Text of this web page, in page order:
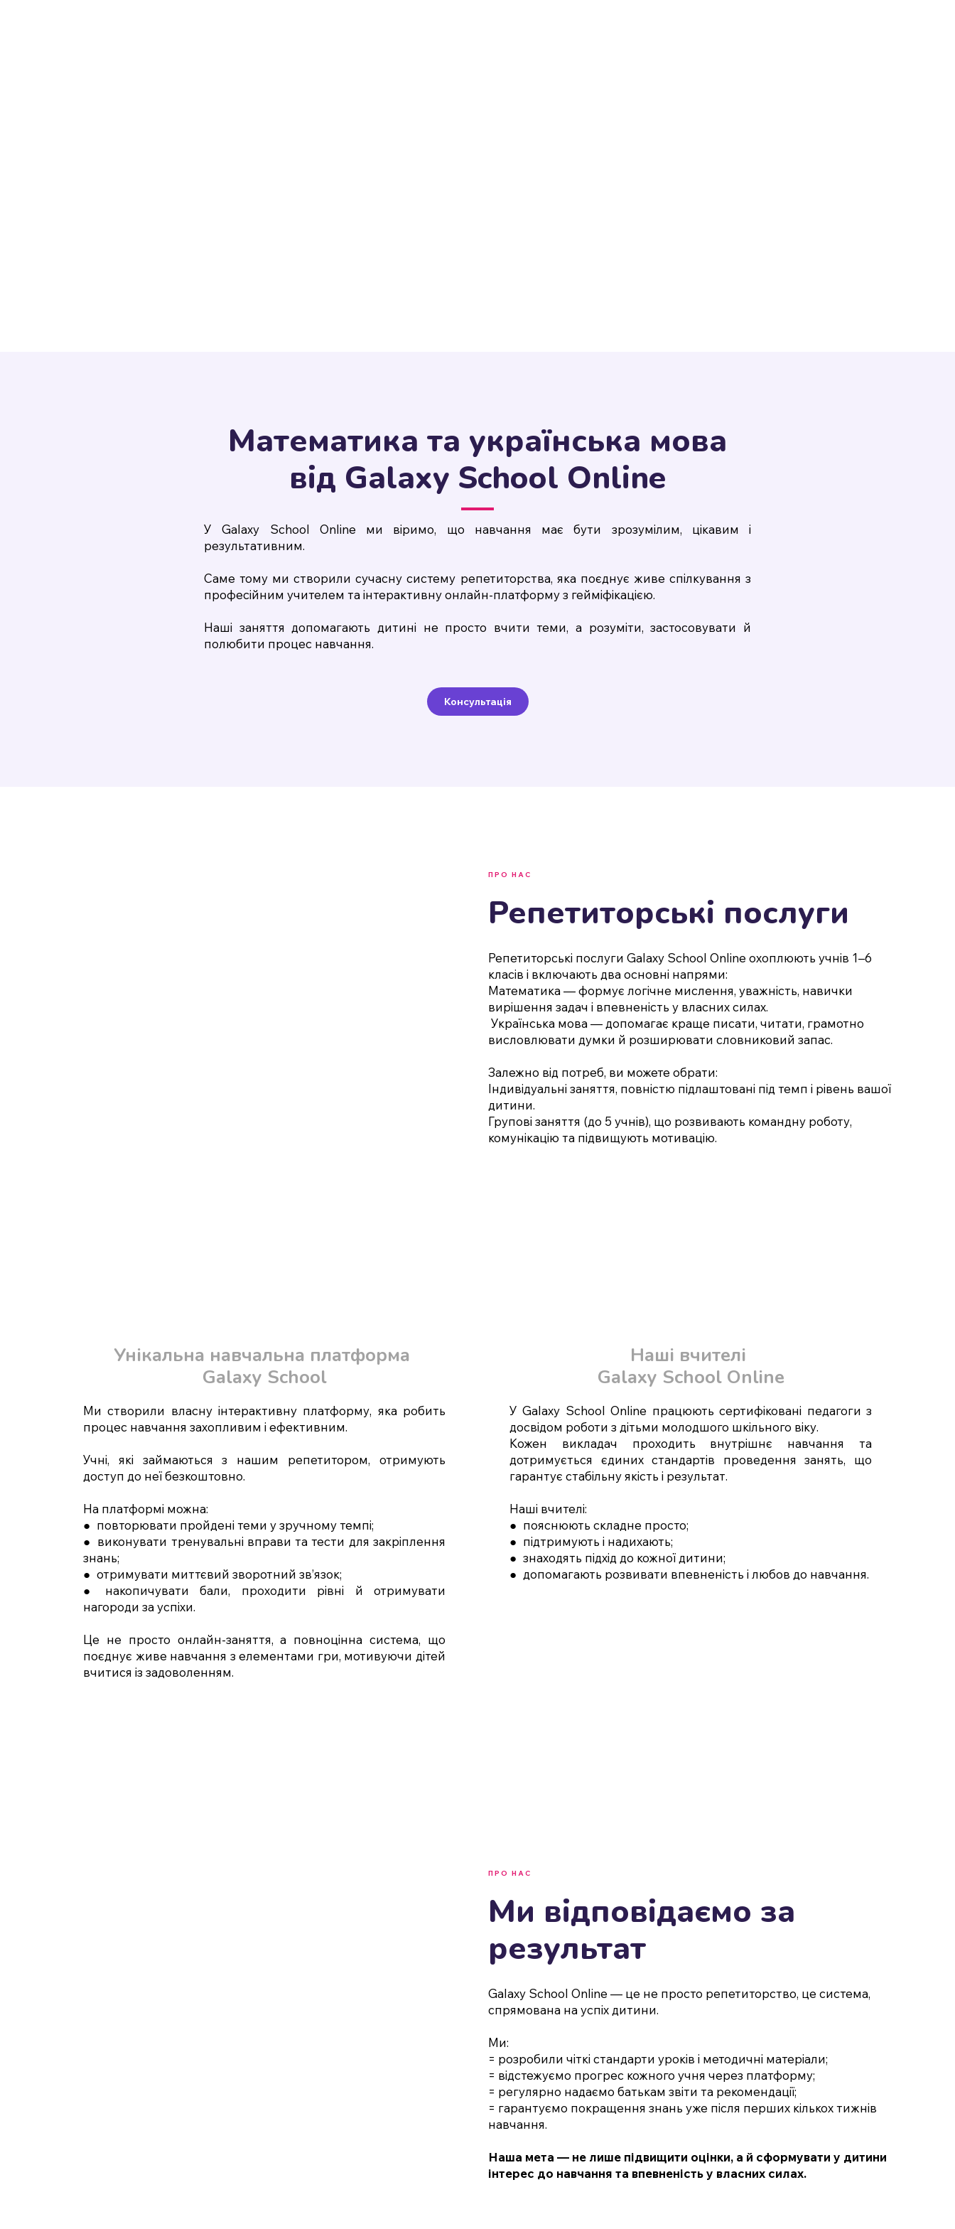
Математика та українська мова
від Galaxy School Online
У Galaxy School Online ми віримо, що навчання має бути зрозумілим, цікавим і
результативним.
Саме тому ми створили сучасну систему репетиторства, яка поєднує живе спілкування з
професійним учителем та інтерактивну онлайн-платформу з гейміфікацією.
Наші заняття допомагають дитині не просто вчити теми, а розуміти, застосовувати й
полюбити процес навчання.
Консультація
ПРО НАС
Репетиторські послуги
Репетиторські послуги Galaxy School Online охоплюють учнів 1–6
класів і включають два основні напрями:
Математика — формує логічне мислення, уважність, навички
вирішення задач і впевненість у власних силах.
Українська мова — допомагає краще писати, читати, грамотно
висловлювати думки й розширювати словниковий запас.
Залежно від потреб, ви можете обрати:
Індивідуальні заняття, повністю підлаштовані під темп і рівень вашої
дитини.
Групові заняття (до 5 учнів), що розвивають командну роботу,
комунікацію та підвищують мотивацію.
Унікальна навчальна платформа
Galaxy School
Ми створили власну інтерактивну платформу, яка робить
процес навчання захопливим і ефективним.
Учні, які займаються з нашим репетитором, отримують
доступ до неї безкоштовно.
На платформі можна:
● повторювати пройдені теми у зручному темпі;
● виконувати тренувальні вправи та тести для закріплення
знань;
● отримувати миттєвий зворотний зв’язок;
● накопичувати бали, проходити рівні й отримувати
нагороди за успіхи.
Це не просто онлайн-заняття, а повноцінна система, що
поєднує живе навчання з елементами гри, мотивуючи дітей
вчитися із задоволенням.
Наші вчителі
Galaxy School Online
У Galaxy School Online працюють сертифіковані педагоги з
досвідом роботи з дітьми молодшого шкільного віку.
Кожен викладач проходить внутрішнє навчання та
дотримується єдиних стандартів проведення занять, що
гарантує стабільну якість і результат.
Наші вчителі:
● пояснюють складне просто;
● підтримують і надихають;
● знаходять підхід до кожної дитини;
● допомагають розвивати впевненість і любов до навчання.
ПРО НАС
Ми відповідаємо за
результат
Galaxy School Online — це не просто репетиторство, це система,
спрямована на успіх дитини.
Ми:
= розробили чіткі стандарти уроків і методичні матеріали;
= відстежуємо прогрес кожного учня через платформу;
= регулярно надаємо батькам звіти та рекомендації;
= гарантуємо покращення знань уже після перших кількох тижнів
навчання.
Наша мета — не лише підвищити оцінки, а й сформувати у дитини
інтерес до навчання та впевненість у власних силах.